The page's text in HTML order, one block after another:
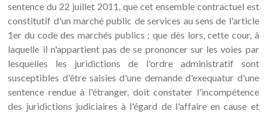
sentence du 22 juillet 2011, que cet ensemble contractuel est
constitutif d'un marché public de services au sens de l'article
1er du code des marchés publics ; que dès lors, cette cour, à
laquelle il n'appartient pas de se prononcer sur les voies par
lesquelles les juridictions de l'ordre administratif sont
susceptibles d'être saisies d'une demande d'exequatur d'une
sentence rendue à l'étranger, doit constater l'incompétence
des juridictions judiciaires à l'égard de l'affaire en cause et